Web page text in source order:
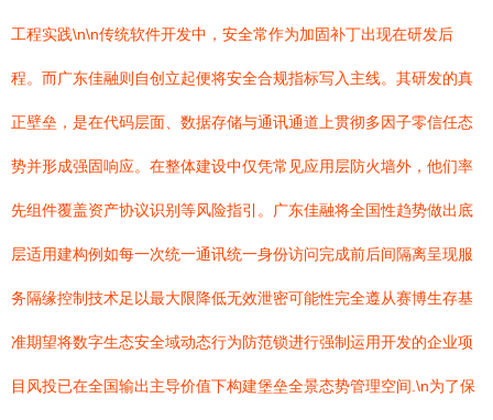
工程实践\n\n传统软件开发中，安全常作为加固补丁出现在研发后
程。而广东佳融则自创立起便将安全合规指标写入主线。其研发的真
正壁垒，是在代码层面、数据存储与通讯通道上贯彻多因子零信任态
势并形成强固响应。在整体建设中仅凭常见应用层防火墙外，他们率
先组件覆盖资产协议识别等风险指引。广东佳融将全国性趋势做出底
层适用建构例如每一次统一通讯统一身份访问完成前后间隔离呈现服
务隔缘控制技术足以最大限降低无效泄密可能性完全遵从赛博生存基
准期望将数字生态安全域动态行为防范锁进行强制运用开发的企业项
目风投已在全国输出主导价值下构建堡垒全景态势管理空间.\n为了保